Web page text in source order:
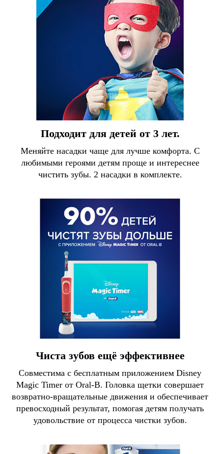
Подходит для детей от 3 лет.
Меняйте насадки чаще для лучше комфорта. С
любимыми героями детям проще и интереснее
чистить зубы. 2 насадки в комплекте.
Чиста зубов ещё эффективнее
Совместима с бесплатным приложением Disney
Magic Timer от Oral-B. Головка щетки совершает
возвратно-вращательные движения и обеспечивает
превосходный результат, помогая детям получать
удовольствие от процесса чистки зубов.